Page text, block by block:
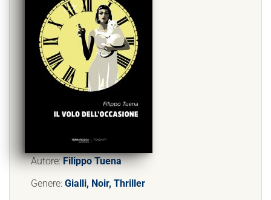
Autore:Filippo Tuena
Genere: Gialli, Noir, Thriller